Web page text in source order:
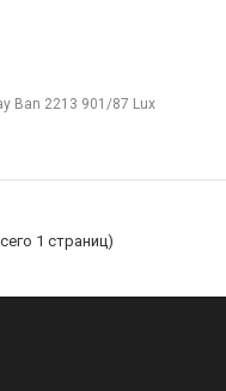
Ban 2213 901/87 Lux
1 страниц)